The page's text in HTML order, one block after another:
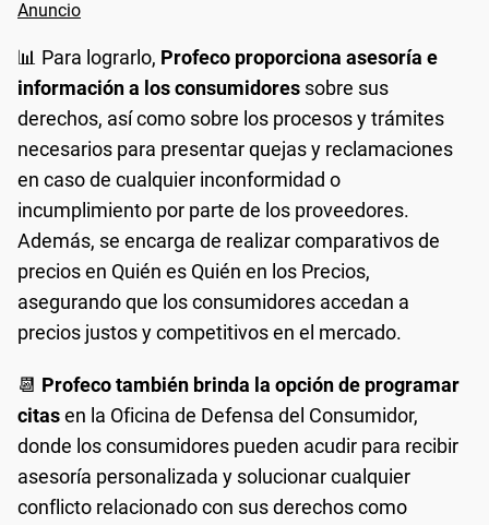
📊 Para lograrlo, Profeco proporciona asesoría e
información a los consumidores sobre sus
derechos, así como sobre los procesos y trámites
necesarios para presentar quejas y reclamaciones
en caso de cualquier inconformidad o
incumplimiento por parte de los proveedores.
Además, se encarga de realizar comparativos de
precios en Quién es Quién en los Precios,
asegurando que los consumidores accedan a
precios justos y competitivos en el mercado.
📆 Profeco también brinda la opción de programar
citasen la Oficina de Defensa del Consumidor,
donde los consumidores pueden acudir para recibir
asesoría personalizada y solucionar cualquier
conflicto relacionado con sus derechos como